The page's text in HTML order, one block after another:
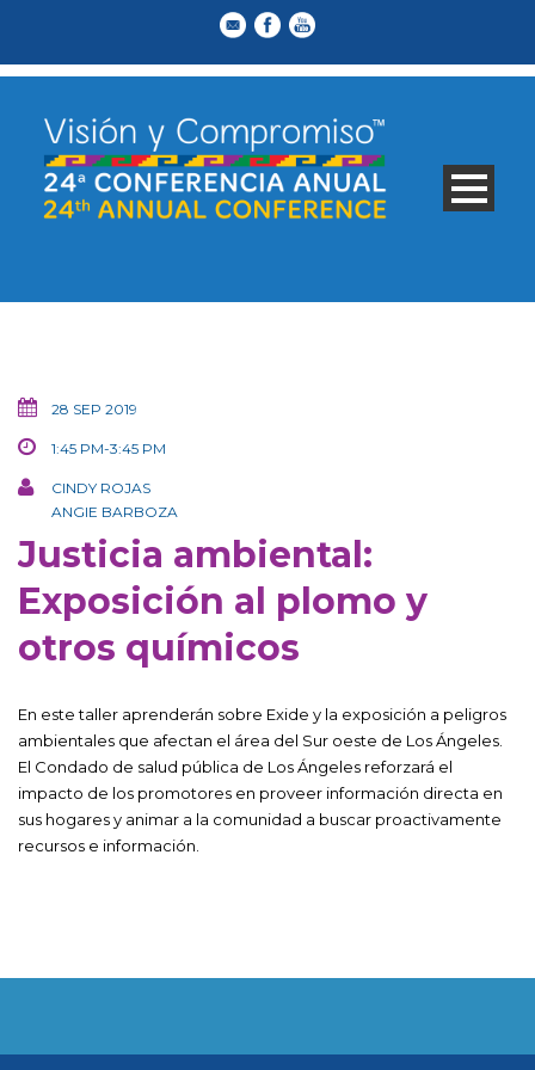
28 SEP 2019
1:45 PM-3:45 PM
CINDY ROJAS
ANGIE BARBOZA
Justicia ambiental:
Exposición al plomo y
otros químicos
En este taller aprenderán sobre Exide y la exposición a peligros
ambientales que afectan el área del Sur oeste de Los Ángeles.
El Condado de salud pública de Los Ángeles reforzará el
impacto de los promotores en proveer información directa en
sus hogares y animar a la comunidad a buscar proactivamente
recursos e información.